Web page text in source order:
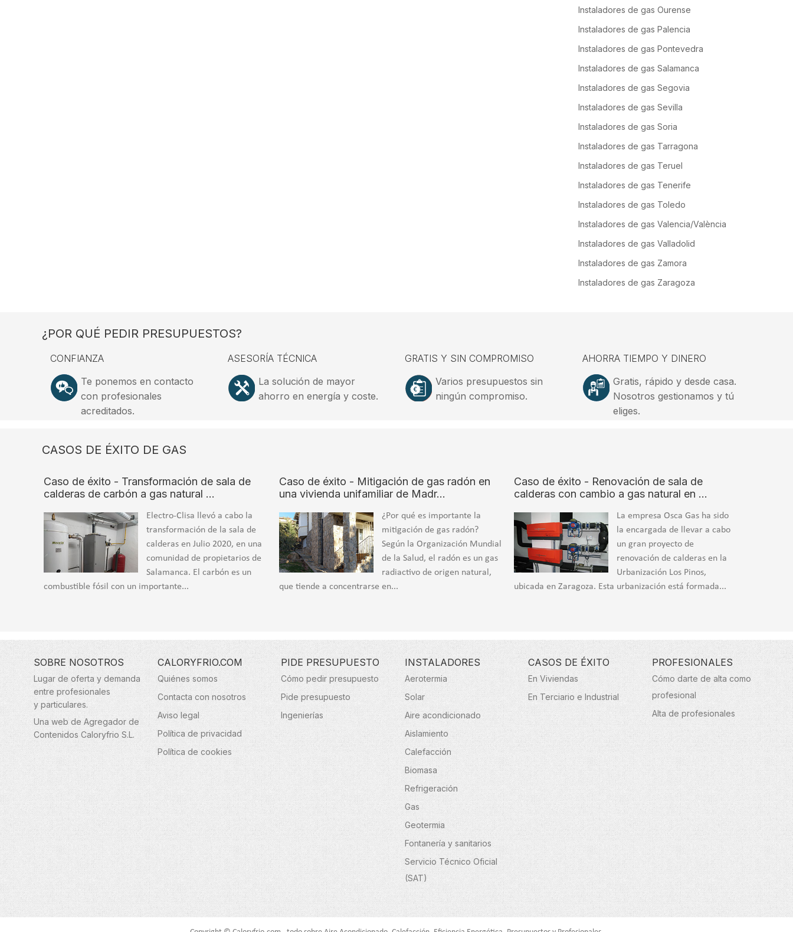
Instaladores de gas Ourense
Instaladores de gas Palencia
Instaladores de gas Pontevedra
Instaladores de gas Salamanca
Instaladores de gas Segovia
Instaladores de gas Sevilla
Instaladores de gas Soria
Instaladores de gas Tarragona
Instaladores de gas Teruel
Instaladores de gas Tenerife
Instaladores de gas Toledo
Instaladores de gas Valencia/València
Instaladores de gas Valladolid
Instaladores de gas Zamora
Instaladores de gas Zaragoza
¿POR QUÉ PEDIR PRESUPUESTOS?
CONFIANZA
Te ponemos en contacto
con profesionales
acreditados.
ASESORÍA TÉCNICA
La solución de mayor
ahorro en energía y coste.
GRATIS Y SIN COMPROMISO
Varios presupuestos sin
ningún compromiso.
AHORRA TIEMPO Y DINERO
Gratis, rápido y desde casa.
Nosotros gestionamos y tú
eliges.
CASOS DE ÉXITO DE GAS
Caso de éxito - Transformación de sala de
calderas de carbón a gas natural …
Electro-Clisa llevó a cabo la
transformación de la sala de
calderas en Julio 2020, en una
comunidad de propietarios de
Salamanca. El carbón es un
combustible fósil con un importante...
Caso de éxito - Mitigación de gas radón en
una vivienda unifamiliar de Madr…
¿Por qué es importante la
mitigación de gas radón?
Según la Organización Mundial
de la Salud, el radón es un gas
radiactivo de origen natural,
que tiende a concentrarse en...
Caso de éxito - Renovación de sala de
calderas con cambio a gas natural en …
La empresa Osca Gas ha sido
la encargada de llevar a cabo
un gran proyecto de
renovación de calderas en la
Urbanización Los Pinos,
ubicada en Zaragoza. Esta urbanización está formada...
SOBRE NOSOTROS
Lugar de oferta y demanda
entre profesionales
y particulares.
Una web de Agregador de
Contenidos Caloryfrio S.L.
CALORYFRIO.COM
Quiénes somos
Contacta con nosotros
Aviso legal
Política de privacidad
Política de cookies
PIDE PRESUPUESTO
Cómo pedir presupuesto
Pide presupuesto
Ingenierías
INSTALADORES
Aerotermia
Solar
Aire acondicionado
Aislamiento
Calefacción
Biomasa
Refrigeración
Gas
Geotermia
Fontanería y sanitarios
Servicio Técnico Oficial
(SAT)
CASOS DE ÉXITO
En Viviendas
En Terciario e Industrial
PROFESIONALES
Cómo darte de alta como
profesional
Alta de profesionales